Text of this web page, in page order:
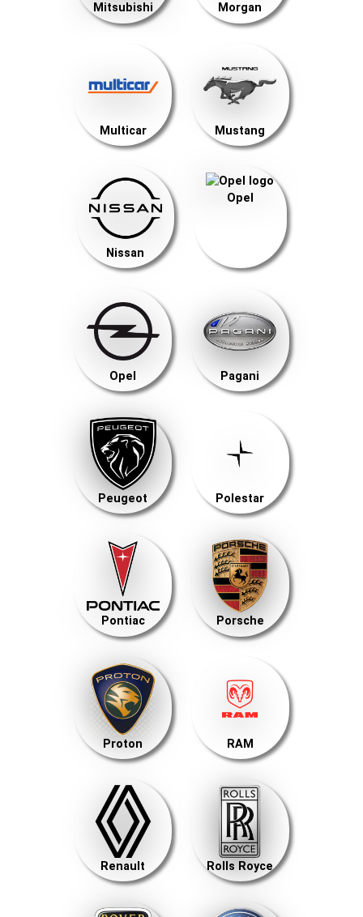
Mitsubishi Morgan
Multicar Mustang
Nissan
Opel
Opel Pagani
Peugeot Polestar
Pontiac Porsche
Proton RAM
Renault Rolls Royce